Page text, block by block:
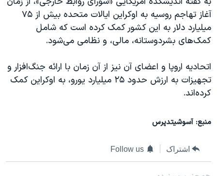
آغاز تهاجم روسیه به اوکراین ایالات متحده بیش از ۷۵
میلیارد دلار به این کشور کمک کرده‌ است که شامل
کمک‌های بشردوستانه، مالی، و نظامی می‌شود.
اتحادیه اروپا و اعضای آن نیز از آن زمان با ارائه جنگ‌افزار و
تجهیزات به ارزش حدود ۲۵ میلیارد یورو، به اوکراین کمک
کرده‌اند.
منبع: آسوشیتدپرس
اشتراک Follow us